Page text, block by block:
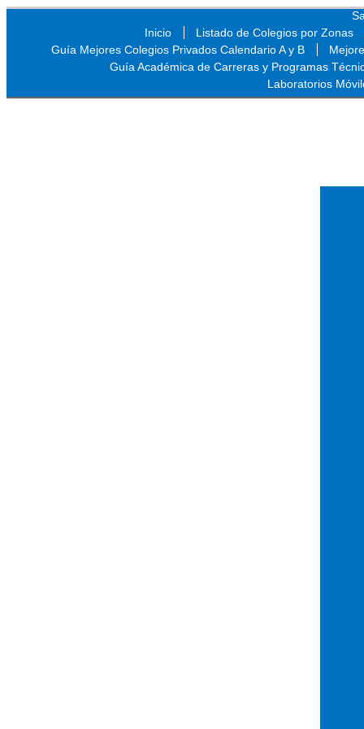
Inicio
Listado de Colegios por Zonas
Guía Mejores Colegios Privados Calendario A y B
Guía Académica de Carreras y Programas
Laboratorios